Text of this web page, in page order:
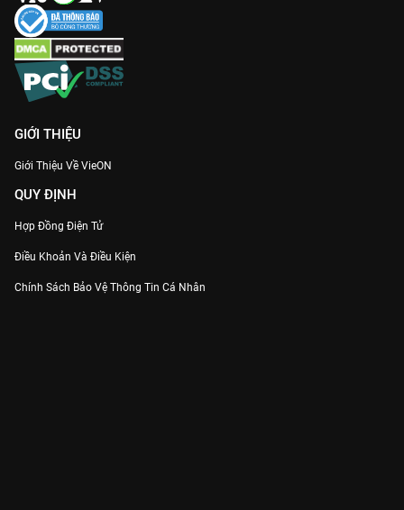
GIỚI THIỆU
Giới Thiệu Về VieON
QUY ĐỊNH
Hợp Đồng Điện Tử
Điều Khoản Và Điều Kiện
Chính Sách Bảo Vệ Thông Tin Cá Nhân